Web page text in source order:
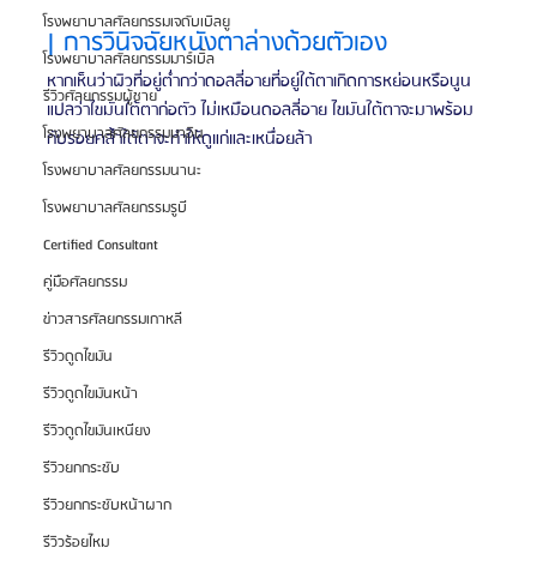
โรงพยาบาลศัลยกรรมเจดับเบิลยู
โรงพยาบาลศัลยกรรมมาร์เบิ้ล
รีวิวศัลยกรรมผู้ชาย
โรงพยาบาลศัลยกรรมมาอิน
โรงพยาบาลศัลยกรรมนานะ
โรงพยาบาลศัลยกรรมรูบี
Certified Consultant
คู่มือศัลยกรรม
ข่าวสารศัลยกรรมเกาหลี
รีวิวดูดไขมัน
รีวิวดูดไขมันหน้า
รีวิวดูดไขมันเหนียง
รีวิวยกกระชับ
รีวิวยกกระชับหน้าผาก
รีวิวร้อยไหม
| การวินิจฉัยหนังตาล่างด้วยตัวเอง
หากเห็นว่าผิวที่อยู่ต่ำกว่าดอลลี่อายที่อยู่ใต้ตาเกิดการหย่อนหรือนูน
แปลว่าไขมันใต้ตาก่อตัว ไม่เหมือนดอลลี่อาย ไขมันใต้ตาจะมาพร้อม
กับรอยคล้ำใต้ตาจะทำให้ดูแก่และเหนื่อยล้า